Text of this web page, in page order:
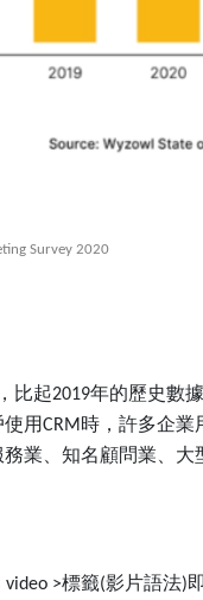
Survey 2020
比起2019年的歷史數
用CRM時，許多企業
業、知名顧問業、
video >標籤(影片語法)